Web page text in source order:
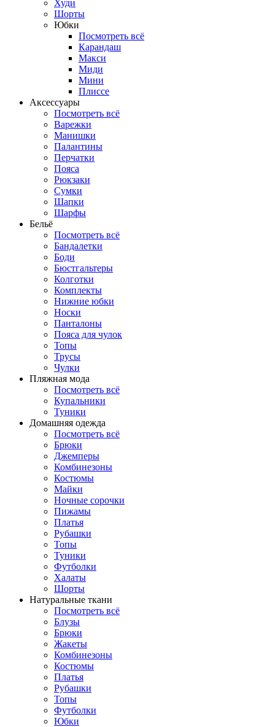
Худи
Шорты
Юбки
Посмотреть всё
Карандаш
Макси
Миди
Мини
Плиссе
Аксессуары
Посмотреть всё
Варежки
Манишки
Палантины
Перчатки
Пояса
Рюкзаки
Сумки
Шапки
Шарфы
Бельё
Посмотреть всё
Бандалетки
Боди
Бюстгальтеры
Колготки
Комплекты
Нижние юбки
Носки
Панталоны
Поясa для чулок
Топы
Трусы
Чулки
Пляжная мода
Посмотреть всё
Купальники
Туники
Домашняя одежда
Посмотреть всё
Брюки
Джемперы
Комбинезоны
Костюмы
Майки
Ночные сорочки
Пижамы
Платья
Рубашки
Топы
Туники
Футболки
Халаты
Шорты
Натуральные ткани
Посмотреть всё
Блузы
Брюки
Жакеты
Комбинезоны
Костюмы
Платья
Рубашки
Топы
Футболки
Юбки